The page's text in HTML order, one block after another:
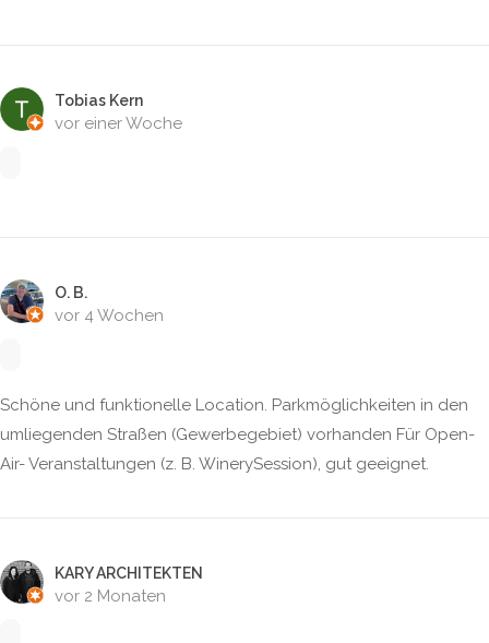
Tobias Kern
vor einer Woche
O. B.
vor 4 Wochen
Schöne und funktionelle Location. Parkmöglichkeiten in den
umliegenden Straßen (Gewerbegebiet) vorhanden Für Open-
Air- Veranstaltungen (z. B. WinerySession), gut geeignet.
KARY ARCHITEKTEN
vor 2 Monaten